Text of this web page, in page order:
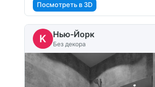
Посмотреть в 3D
K Нью-Йорк
Без декора